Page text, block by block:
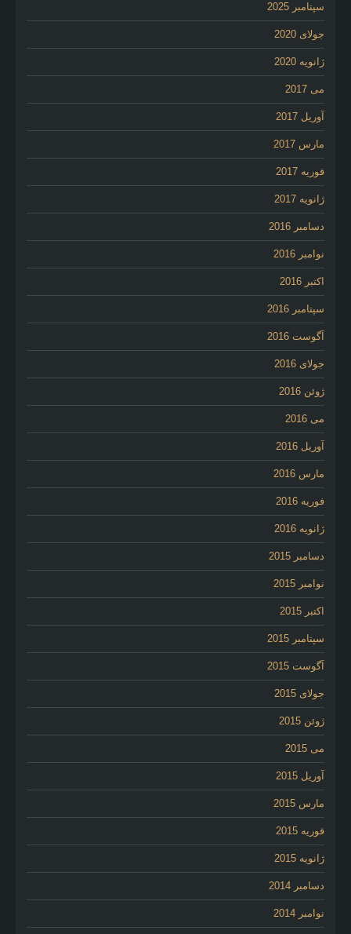
سپتامبر 2025
جولای 2020
ژانویه 2020
می 2017
آوریل 2017
مارس 2017
فوریه 2017
ژانویه 2017
دسامبر 2016
نوامبر 2016
اکتبر 2016
سپتامبر 2016
آگوست 2016
جولای 2016
ژوئن 2016
می 2016
آوریل 2016
مارس 2016
فوریه 2016
ژانویه 2016
دسامبر 2015
نوامبر 2015
اکتبر 2015
سپتامبر 2015
آگوست 2015
جولای 2015
ژوئن 2015
می 2015
آوریل 2015
مارس 2015
فوریه 2015
ژانویه 2015
دسامبر 2014
نوامبر 2014